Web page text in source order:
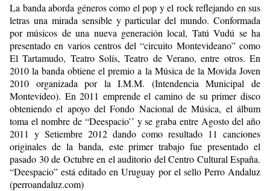
La banda aborda géneros como el pop y el rock reflejando en sus
letras una mirada sensible y particular del mundo. Conformada
por músicos de una nueva generación local, Tatú Vudú se ha
presentado en varios centros del “circuito Montevideano” como
El Tartamudo, Teatro Solís, Teatro de Verano, entre otros. En
2010 la banda obtiene el premio a la Música de la Movida Joven
2010 organizada por la I.M.M. (Intendencia Municipal de
Montevideo). En 2011 emprende el camino de su primer disco
obteniendo el apoyo del Fondo Nacional de Música, el álbum
toma el nombre de “Deespacio’’ y se graba entre Agosto del año
2011 y Setiembre 2012 dando como resultado 11 canciones
originales de la banda, este primer trabajo fue presentado el
pasado 30 de Octubre en el auditorio del Centro Cultural España.
“Deespacio” está editado en Uruguay por el sello Perro Andaluz
(perroandaluz.com)